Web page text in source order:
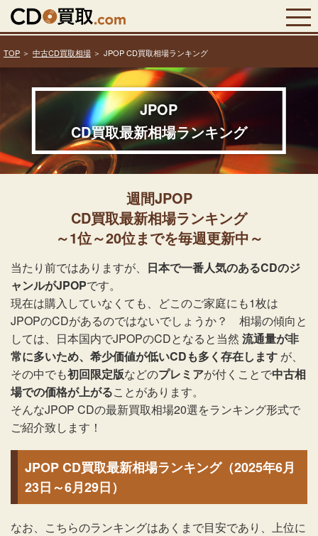
TOP 中古CD買取相場 JPOP CD買取相場ランキング
JPOP
CD買取最新相場ランキング
週間JPOP
CD買取最新相場ランキング
～1位～20位までを毎週更新中～
当たり前ではありますが、 日本で一番人気のあるCDのジ
ャンルがJPOPです。
現在は購入していなくても、どこのご家庭にも1枚は
JPOPのCDがあるのではないでしょうか？ 相場の傾向と
しては、日本国内でJPOPのCDとなると当然 流通量が非
常に多いため、希少価値が低いCDも多く存在します が、
その中でも初回限定版などのプレミアが付くことで中古相
場での価格が上がることがあります。
そんなJPOP CDの最新買取相場20選をランキング形式で
ご紹介致します！
JPOP CD買取最新相場ランキング（2025年6月
23日～6月29日）
なお、こちらのランキングはあくまで目安であり、上位に